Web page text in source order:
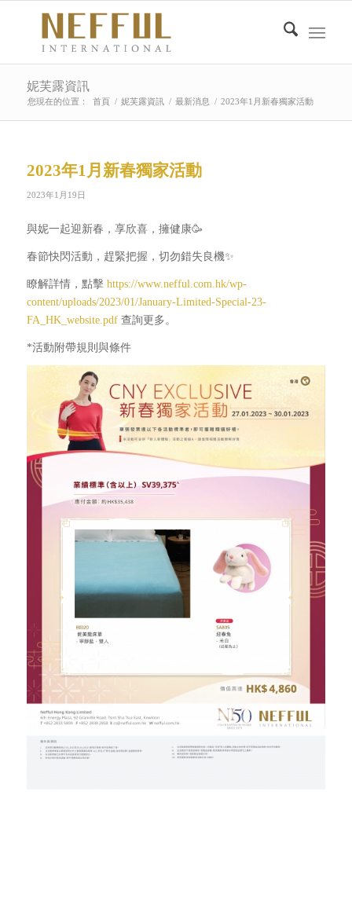
妮芙露資訊
您現在的位置： 首頁 / 妮芙露資訊 / 最新消息 / 2023年1月新春獨家活動
2023年1月新春獨家活動
2023年1月19日
與妮一起迎新春，享欣喜，擁健康🥳
春節快閃活動，趕緊把握，切勿錯失良機✨
瞭解詳情，點擊 https://www.nefful.com.hk/wp-
content/uploads/2023/01/January-Limited-Special-23-
FA_HK_website.pdf查詢更多。
*活動附帶規則與條件